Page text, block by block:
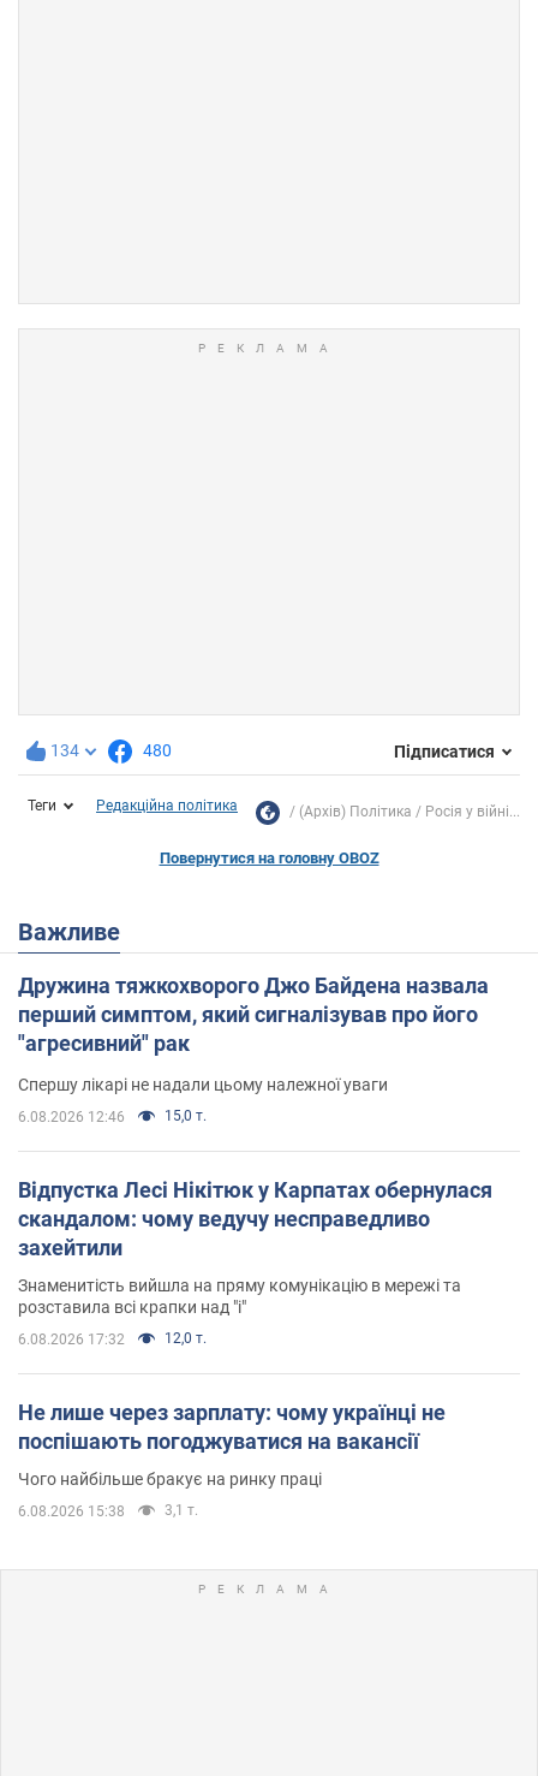
134 480 Підписатися
Теги Редакційна політика (Архів) Політика Росія у війні...
Повернутися на головну OBOZ
Важливе
Дружина тяжкохворого Джо Байдена назвала
перший симптом, який сигналізував про його
"агресивний" рак
Спершу лікарі не надали цьому належної уваги
6.08.2026 12:46 15,0 т.
Відпустка Лесі Нікітюк у Карпатах обернулася
скандалом: чому ведучу несправедливо
захейтили
Знаменитість вийшла на пряму комунікацію в мережі та
розставила всі крапки над "і"
6.08.2026 17:32 12,0 т.
Не лише через зарплату: чому українці не
поспішають погоджуватися на вакансії
Чого найбільше бракує на ринку праці
6.08.2026 15:38 3,1 т.